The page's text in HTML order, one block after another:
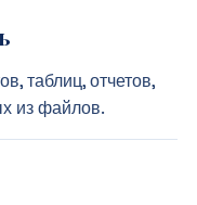
таблиц, отчетов,
из файлов.